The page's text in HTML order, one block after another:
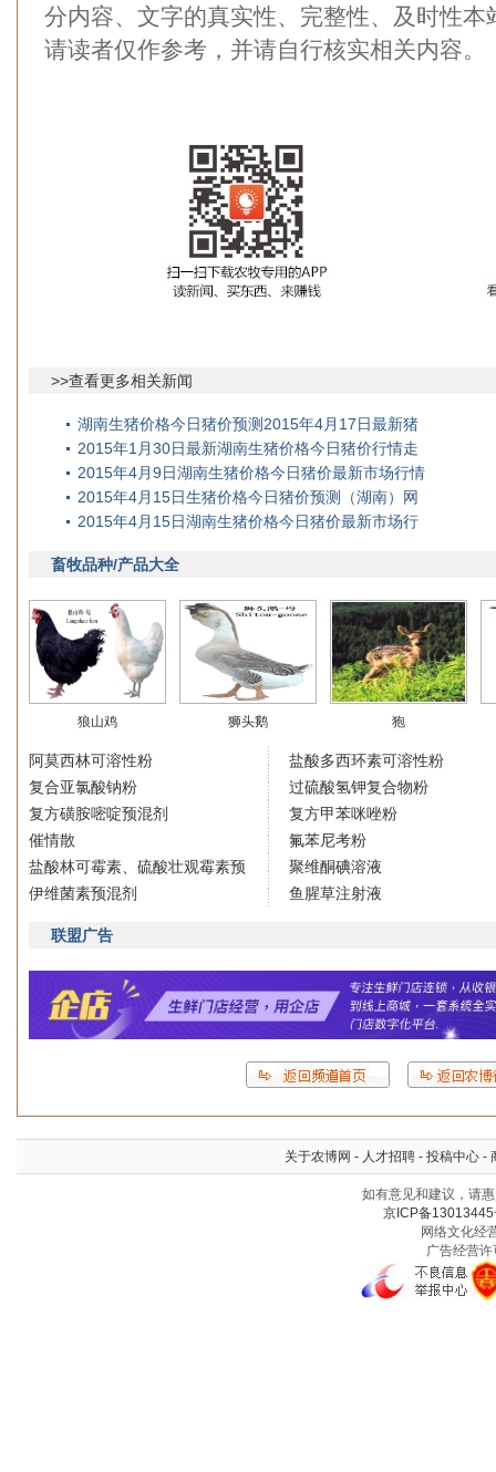
分内容、文字的真实性、完整性、及时性
请读者仅作参考，并请自行核实相关内容。
>>查看更多相关新闻
湖南生猪价格今日猪价预测2015年4月17日最新猪
2015年1月30日最新湖南生猪价格今日猪价行情走
2015年4月9日湖南生猪价格今日猪价最新市场行情
2015年4月15日生猪价格今日猪价预测（湖南）网
2015年4月15日湖南生猪价格今日猪价最新市场行
畜牧品种/产品大全
狼山鸡 狮头鹅 狍
阿莫西林可溶性粉
复合亚氯酸钠粉
复方磺胺嘧啶预混剂
催情散
盐酸林可霉素、硫酸壮观霉素预
伊维菌素预混剂
盐酸多西环素可溶性粉
过硫酸氢钾复合物粉
复方甲苯咪唑粉
氟苯尼考粉
聚维酮碘溶液
鱼腥草注射液
联盟广告
关于农博网 - 人才招聘 - 投稿中心 -
如有意见和建议，请
京ICP备13013445
网络文化经
广告经营